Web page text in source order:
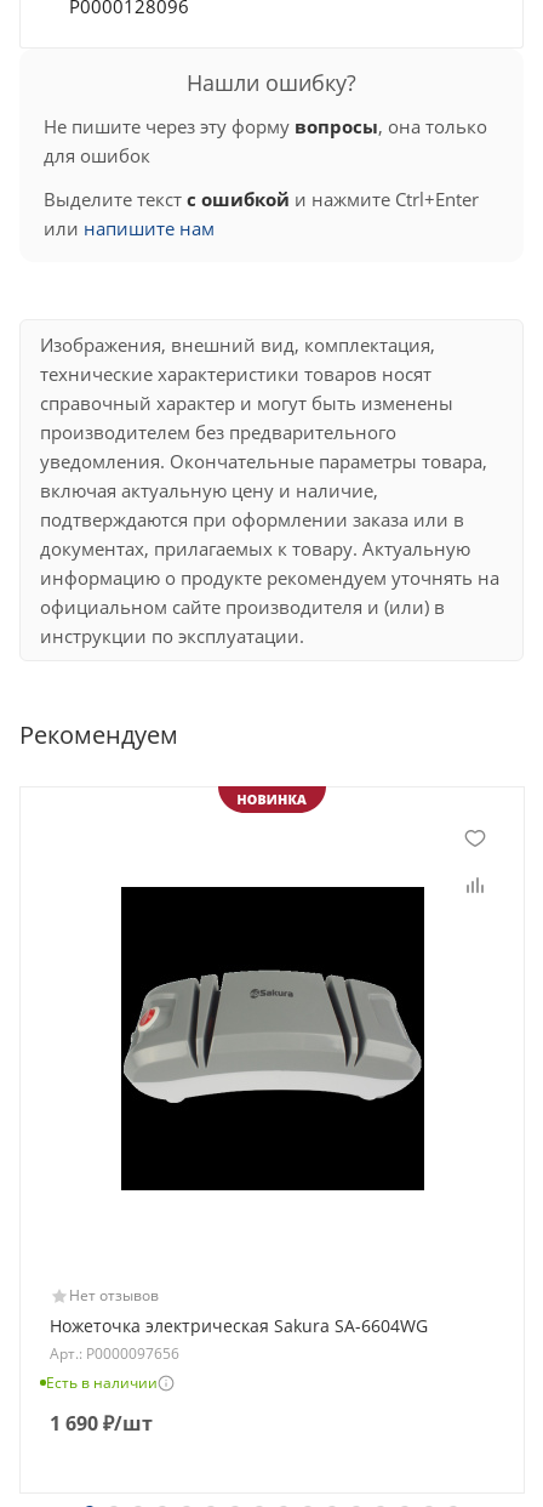
Р0000128096
Нашли ошибку?
Не пишите через эту форму вопросы, она только
для ошибок
Выделите текст с ошибкой и нажмите Ctrl+Enter
или напишите нам
Изображения, внешний вид, комплектация,
технические характеристики товаров носят
справочный характер и могут быть изменены
производителем без предварительного
уведомления. Окончательные параметры товара,
включая актуальную цену и наличие,
подтверждаются при оформлении заказа или в
документах, прилагаемых к товару. Актуальную
информацию о продукте рекомендуем уточнять на
официальном сайте производителя и (или) в
инструкции по эксплуатации.
Рекомендуем
Нет отзывов
Ножеточка электрическая Sakura SA-6604WG
Арт.: Р0000097656
Есть в наличии
1 690₽/шт